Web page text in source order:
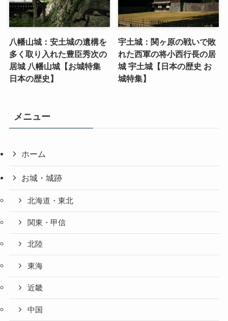
八幡山城：安土城の遺構を
多く取り入れた豊臣秀次の
居城 八幡山城【お城特集
日本の歴史】
宇土城：関ヶ原の戦いで敗
れた西軍の将小西行長の居
城 宇土城【日本の歴史 お
城特集】
メニュー
ホーム
お城・城跡
北海道・東北
関東・甲信
北陸
東海
近畿
中国